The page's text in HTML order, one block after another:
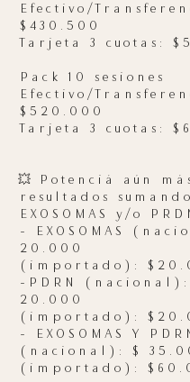
Efectivo/
$430.500
Tarjeta 3 cuotas:
Pack 10 sesiones
Efectivo/
$520.000
Tarjeta 3 cuotas:
💥 Potenciá aún
resultados sumando
EXOSOMAS y/o
- EXOSOMAS
20.000
(importado):
-PDRN (nacional):
20.000
(importado):
- EXOSOMAS Y
(nacional): $
(importado):